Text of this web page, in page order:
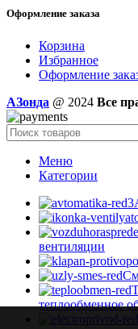
Оформление заказа
Корзина
Избранное
Оформление
AЗонда @ 2024 Все
Меню
Категории
вентиляции
теплообменное